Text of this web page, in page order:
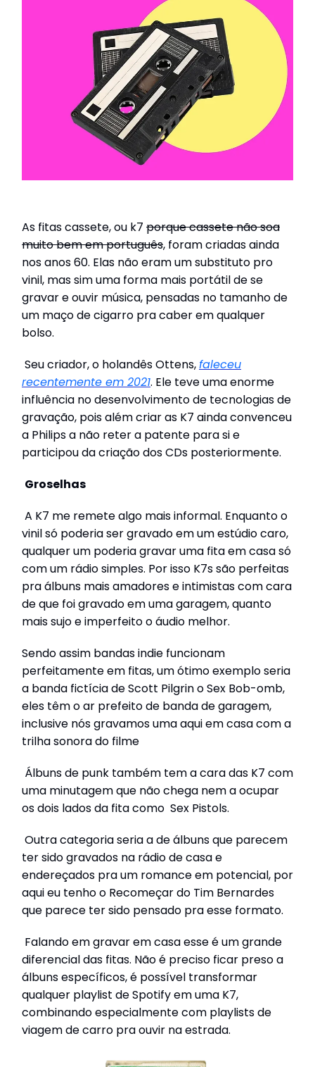
As fitas cassete, ou k7 porque cassete não soa
muito bem em português, foram criadas ainda
nos anos 60. Elas não eram um substituto pro
vinil, mas sim uma forma mais portátil de se
gravar e ouvir música, pensadas no tamanho de
um maço de cigarro pra caber em qualquer
bolso.
Seu criador, o holandês Ottens,faleceu
recentemente em 2021. Ele teve uma enorme
influência no desenvolvimento de tecnologias de
gravação, pois além criar as K7 ainda convenceu
a Philips a não reter a patente para si e
participou da criação dos CDs posteriormente.
Groselhas
A K7 me remete algo mais informal. Enquanto o
vinil só poderia ser gravado em um estúdio caro,
qualquer um poderia gravar uma fita em casa só
com um rádio simples. Por isso K7s são perfeitas
pra álbuns mais amadores e intimistas com cara
de que foi gravado em uma garagem, quanto
mais sujo e imperfeito o áudio melhor.
Sendo assim bandas indie funcionam
perfeitamente em fitas, um ótimo exemplo seria
a banda fictícia de Scott Pilgrin o Sex Bob-omb,
eles têm o ar prefeito de banda de garagem,
inclusive nós gravamos uma aqui em casa com a
trilha sonora do filme
Álbuns de punk também tem a cara das K7 com
uma minutagem que não chega nem a ocupar
os dois lados da fita como Sex Pistols.
Outra categoria seria a de álbuns que parecem
ter sido gravados na rádio de casa e
endereçados pra um romance em potencial, por
aqui eu tenho o Recomeçar do Tim Bernardes
que parece ter sido pensado pra esse formato.
Falando em gravar em casa esse é um grande
diferencial das fitas. Não é preciso ficar preso a
álbuns específicos, é possível transformar
qualquer playlist de Spotify em uma K7,
combinando especialmente com playlists de
viagem de carro pra ouvir na estrada.